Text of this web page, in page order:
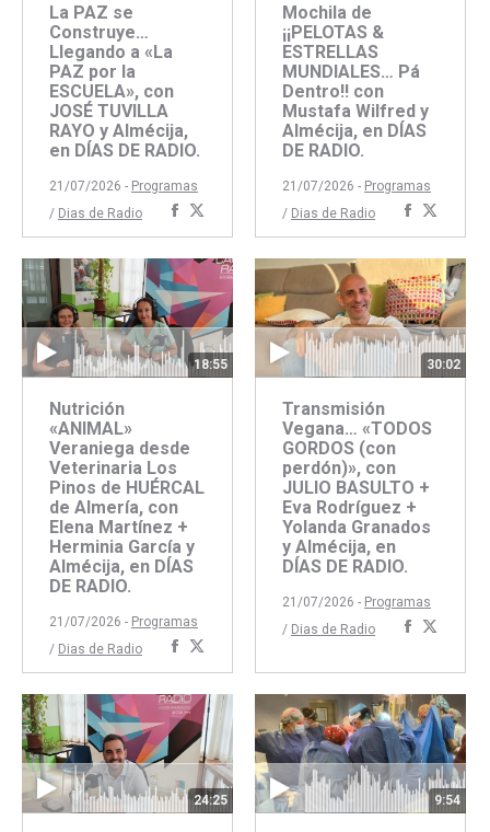
La PAZ se
Construye…
Llegando a «La
PAZ por la
ESCUELA», con
JOSÉ TUVILLA
RAYO y Almécija,
en DÍAS DE RADIO.
21/07/2026 - Programas
/ Dias de Radio
Compartir
con
Facebook
con
Twitter
Mochila de
¡¡PELOTAS &
ESTRELLAS
MUNDIALES… Pá
Dentro!! con
Mustafa Wilfred y
Almécija, en DÍAS
DE RADIO.
21/07/2026 - Programas
/ Dias de Radio
Compartir
concon
18:55
Nutrición
«ANIMAL»
Veraniega desde
Veterinaria Los
Pinos de HUÉRCAL
de Almería, con
Elena Martínez +
Herminia García y
Almécija, en DÍAS
DE RADIO.
21/07/2026 - Programas
/ Dias de Radio
Compartir
con
Facebook
con
Twitter
30:02
Transmisión
Vegana… «TODOS
GORDOS (con
perdón)», con
JULIO BASULTO +
Eva Rodríguez +
Yolanda Granados
y Almécija, en
DÍAS DE RADIO.
21/07/2026 - Programas
/ Dias de Radio
Compartir
24:25 9:54